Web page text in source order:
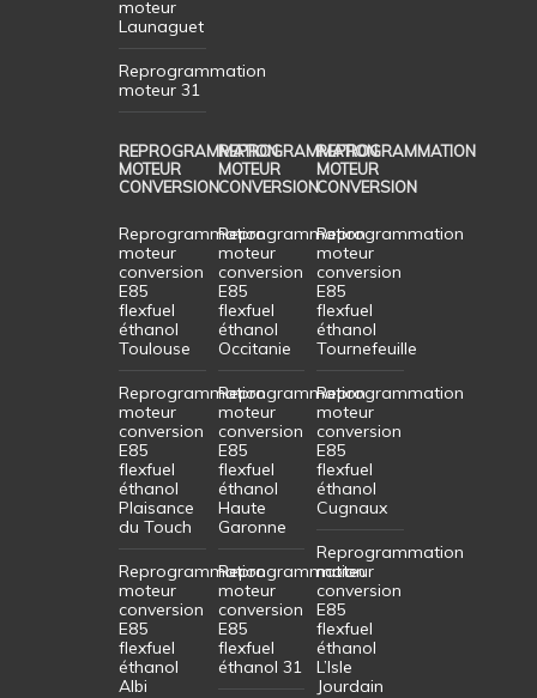
moteur
Launaguet
Reprogrammation
moteur 31
REPROGRAMMATION
MOTEUR
CONVERSION
Reprogrammation
moteur
conversion
E85
flexfuel
éthanol
Toulouse
Reprogrammation
moteur
conversion
E85
flexfuel
éthanol
Plaisance
du Touch
Reprogrammation
moteur
conversion
E85
flexfuel
éthanol
Albi
REPROGRAMMATION
MOTEUR
CONVERSION
Reprogrammation
moteur
conversion
E85
flexfuel
éthanol
Occitanie
Reprogrammation
moteur
conversion
E85
flexfuel
éthanol
Haute
Garonne
Reprogrammation
moteur
conversion
E85
flexfuel
éthanol 31
REPROGRAMMATION
MOTEUR
CONVERSION
Reprogrammation
moteur
conversion
E85
flexfuel
éthanol
Tournefeuille
Reprogrammation
moteur
conversion
E85
flexfuel
éthanol
Cugnaux
Reprogrammation
moteur
conversion
E85
flexfuel
éthanol
L’Isle
Jourdain